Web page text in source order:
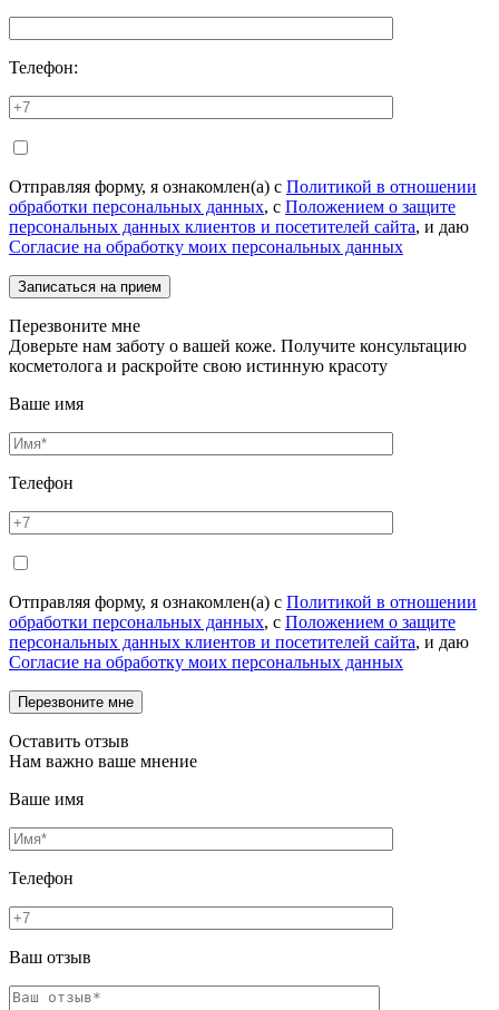
Телефон:
Отправляя форму, я ознакомлен(а) с Политикой в отношении
обработки персональных данных, с Положением о защите
персональных данных клиентов и посетителей сайта, и даю
Согласие на обработку моих персональных данных
Перезвоните мне
Доверьте нам заботу о вашей коже. Получите консультацию
косметолога и раскройте свою истинную красоту
Ваше имя
Телефон
Отправляя форму, я ознакомлен(а) с Политикой в отношении
обработки персональных данных, с Положением о защите
персональных данных клиентов и посетителей сайта, и даю
Согласие на обработку моих персональных данных
Оставить отзыв
Нам важно ваше мнение
Ваше имя
Телефон
Ваш отзыв